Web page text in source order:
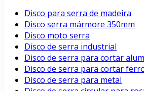
Disco para serra de madeira
Disco serra mármore 350mm
Disco moto serra
Disco de serra industrial
Disco de serra para cortar
Disco de serra para cortar
Disco de serra para metal